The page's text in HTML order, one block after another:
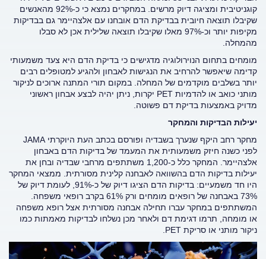
קוגניטיבית ומציגה דיוק מרשים. במחקרים נמצא כי כ-92% מהאנשים
שקיבלו תוצאה חיובית בבדיקת הדם אובחנו עם אלצהיימר גם בבדיקות
מקיפות יותר וכ-97% מאלו שקיבלו תוצאה שלילית אכן לא סבלו
מהמחלה.
מומחים בתחום הנוירולוגיה מדגישים כי בדיקת הדם היא צעד משמעותי
קדימה שיאפשר להרחיב את הנגישות לאבחון ולהגיע למטופלים רבים
יותר בשלבים מוקדמים של המחלה. במקום תורי המתנה ארוכים לניקור
מותני כואב או להדמיות PET יקרות, ניתן יהיה לבצע אבחון ראשוני
מדויק באמצעות בדיקת דם פשוטה.
יעילות הבדיקות והמחקר
מחקר רחב היקף שנערך בשבדיה ופורסם בכתב העת היוקרתי JAMA
לפני כשנה חיזק משמעותית את המעמד של בדיקות הדם באבחון
אלצהיימר. המחקר כלל כ-1,200 משתתפים מרחבי שבדיה ובחן את
יעילות בדיקות הדם בהשוואה לאבחנה קלינית מסורתית. ממצאי המחקר
היו חד משמעיים: בדיקות הדם הציגו דיוק של כ-91%, לעומת דיוק של
73% באבחנה של רופאים מומחים ורק 61% בקרב רופאי משפחה.
המשתתפים במחקר עברו תחילה אבחנה מסורתית אצל רופא משפחה
או מומחה, תרמו דגימת דם ולאחר מכן נשלחו לבדיקות מאמתות כמו
ניקור מותני או סריקת PET